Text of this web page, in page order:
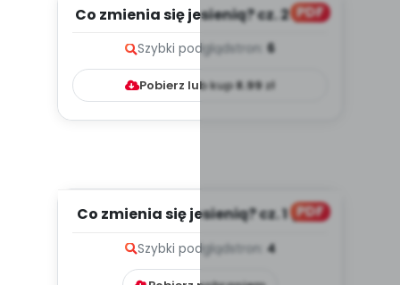
PDF
Co zmienia się jesienią? cz. 2 (PD)
Szybki podgląd stron: 6
Pobierz lub kup8.99 zł
PDF
Co zmienia się jesienią? cz. 1 (PD)
Szybki podglądstron: 4